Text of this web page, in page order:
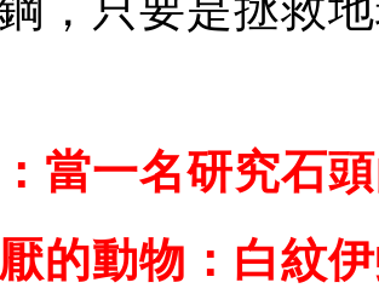
當一名研究石
的動物：白紋